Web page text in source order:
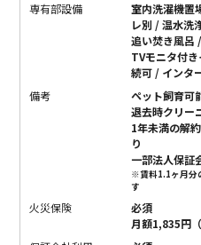
専有部設備
室内洗濯機置
レ別 / 温水洗
追い焚き風呂
TVモニタ付
続可 / インタ
備考
ペット飼育可
退去時クリー
1年未満の解
り
一部法人保証
※賃料1.1ヶ月分
す
火災保険
必須
月額1,835円（